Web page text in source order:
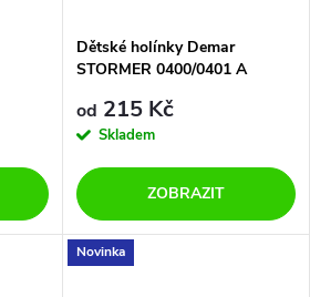
Dětské holínky Demar
STORMER 0400/0401 A
od 215 Kč
Skladem
ZOBRAZIT
Novinka